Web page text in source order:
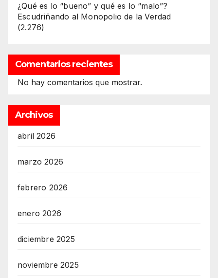
¿Qué es lo “bueno” y qué es lo “malo”?
Escudriñando al Monopolio de la Verdad
(2.276)
Comentarios recientes
No hay comentarios que mostrar.
Archivos
abril 2026
marzo 2026
febrero 2026
enero 2026
diciembre 2025
noviembre 2025